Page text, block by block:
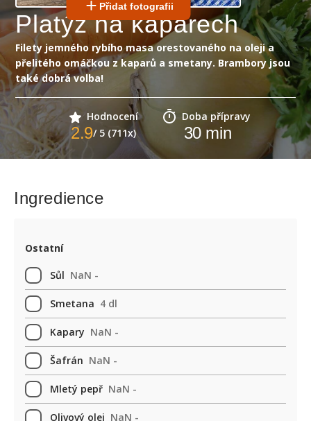
Přidat fotografii
Platýz na kaparech
Filety jemného rybího masa orestovaného na oleji a
přelitého omáčkou z kaparů a smetany. Brambory jsou
také dobrá volba!
Hodnocení
2.9/ 5 (711x)
Doba přípravy
30min
Ingredience
Ostatní
Sůl NaN -
Smetana 4 dl
Kapary NaN -
Šafrán NaN -
Mletý pepř NaN -
Olivový olej NaN -